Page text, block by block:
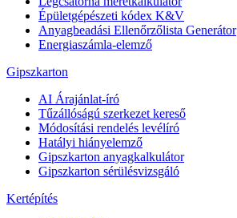
Épületgépészeti kódex K&V
Anyagbeadási Ellenőrzőlista Generátor
Energiaszámla-elemző
Gipszkarton
AI Árajánlat-író
Tűzállóságú szerkezet kereső
Módosítási rendelés levélíró
Hatályi hiányelemző
Gipszkarton anyagkalkulátor
Gipszkarton sérülésvizsgáló
Kertépítés